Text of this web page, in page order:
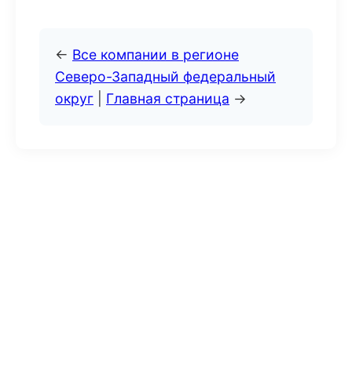
← Все компании в регионе
Северо-Западный федеральный
округ
Главная страница →